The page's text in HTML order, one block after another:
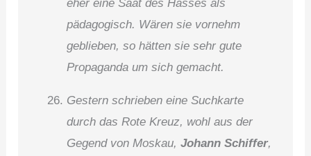
eher eine Saat des Hasses als
pädagogisch. Wären sie vornehm
geblieben, so hätten sie sehr gute
Propaganda um sich gemacht.
Gestern schrieben eine Suchkarte
durch das Rote Kreuz, wohl aus der
Gegend von Moskau,Johann Schiffer,